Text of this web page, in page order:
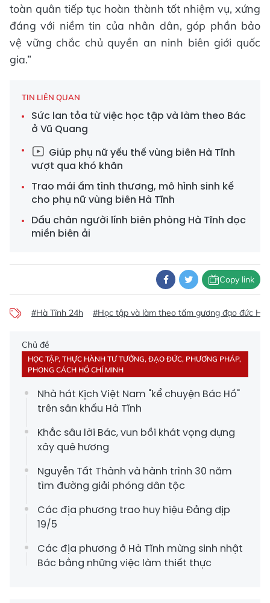
toàn quân tiếp tục hoàn thành tốt nhiệm vụ, xứng
đáng với niềm tin của nhân dân, góp phần bảo
vệ vững chắc chủ quyền an ninh biên giới quốc
gia.”
TIN LIÊN QUAN
Sức lan tỏa từ việc học tập và làm theo Bác
ở Vũ Quang
Giúp phụ nữ yếu thế vùng biên Hà Tĩnh
vượt qua khó khăn
Trao mái ấm tình thương, mô hình sinh kế
cho phụ nữ vùng biên Hà Tĩnh
Dấu chân người lính biên phòng Hà Tĩnh dọc
miền biên ải
Copy link
#Hà Tĩnh 24h #Học tập và làm theo tấm gương đạo đức Hồ
Chủ đề
HỌC TẬP, THỰC HÀNH TƯ TƯỞNG, ĐẠO ĐỨC, PHƯƠNG PHÁP,
PHONG CÁCH HỒ CHÍ MINH
Nhà hát Kịch Việt Nam "kể chuyện Bác Hồ"
trên sân khấu Hà Tĩnh
Khắc sâu lời Bác, vun bồi khát vọng dựng
xây quê hương
Nguyễn Tất Thành và hành trình 30 năm
tìm đường giải phóng dân tộc
Các địa phương trao huy hiệu Đảng dịp
19/5
Các địa phương ở Hà Tĩnh mừng sinh nhật
Bác bằng những việc làm thiết thực